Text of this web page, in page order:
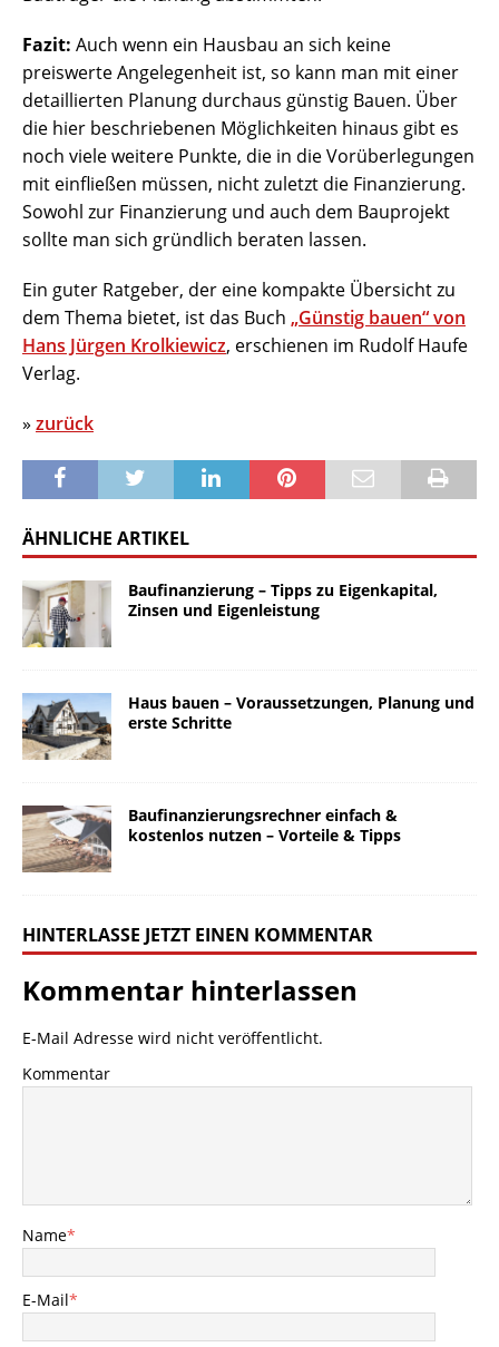
Fazit: Auch wenn ein Hausbau an sich keine
preiswerte Angelegenheit ist, so kann man mit einer
detaillierten Planung durchaus günstig Bauen. Über
die hier beschriebenen Möglichkeiten hinaus gibt es
noch viele weitere Punkte, die in die Vorüberlegungen
mit einfließen müssen, nicht zuletzt die Finanzierung.
Sowohl zur Finanzierung und auch dem Bauprojekt
sollte man sich gründlich beraten lassen.
Ein guter Ratgeber, der eine kompakte Übersicht zu
dem Thema bietet, ist das Buch „Günstig bauen“ von
Hans Jürgen Krolkiewicz, erschienen im Rudolf Haufe
Verlag.
» zurück
ÄHNLICHE ARTIKEL
Baufinanzierung – Tipps zu Eigenkapital,
Zinsen und Eigenleistung
Haus bauen – Voraussetzungen, Planung und
erste Schritte
Baufinanzierungsrechner einfach &
kostenlos nutzen – Vorteile & Tipps
HINTERLASSE JETZT EINEN KOMMENTAR
Kommentar hinterlassen
E-Mail Adresse wird nicht veröffentlicht.
Kommentar
Name*
E-Mail*